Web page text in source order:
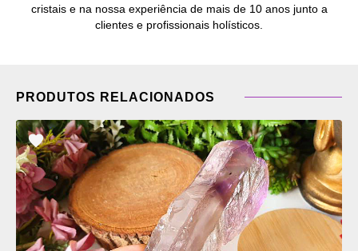
cristais e na nossa experiência de mais de 10 anos junto a
clientes e profissionais holísticos.
PRODUTOS RELACIONADOS
ADICIONAR
OS
FAVORITOS